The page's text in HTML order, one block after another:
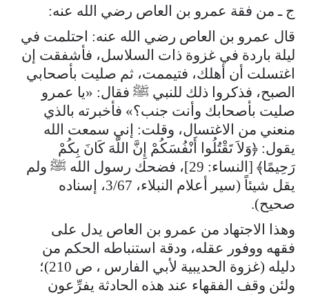
ج ـ من فقة عمرو بن العاص رضي الله عنه:
قال عمرو بن العاص رضي الله عنه: احتلمت في
ليلة باردة في غزوة ذات السلاسل، فأشفقت إن
اغتسلت أن أهلك، فتيممت، ثم صليت بأصحابي
الصبح، فذكروا ذلك للنبي ﷺ فقال: «يا عمرو
صليت بأصحابك وأنت جنب؟» فأخبرته بالذي
منعني من الاغتسال، وقلت: إني سمعت الله
يقول: ﴿وَلاَ تَقْتُلُوا أَنْفُسَكُمْ إِنَّ اللَّهَ كَانَ بِكُمْ
رَحِيمًا﴾ [النساء: 29]، فضحك رسول الله ﷺ ولم
يقل شيئاً (سير أعلام النبلاء، 3/67، إسناده
صحيح).
وهذا الاجتهاد من عمرو بن العاص يدل على
فقهه ووفور عقله، ودقة استنباطه الحكم من
دليله (غزوة الحديبية لأبي الفارس ، ص 210)؛
ولئن وقف الفقهاء عند هذه الحادثة يفرِّعون